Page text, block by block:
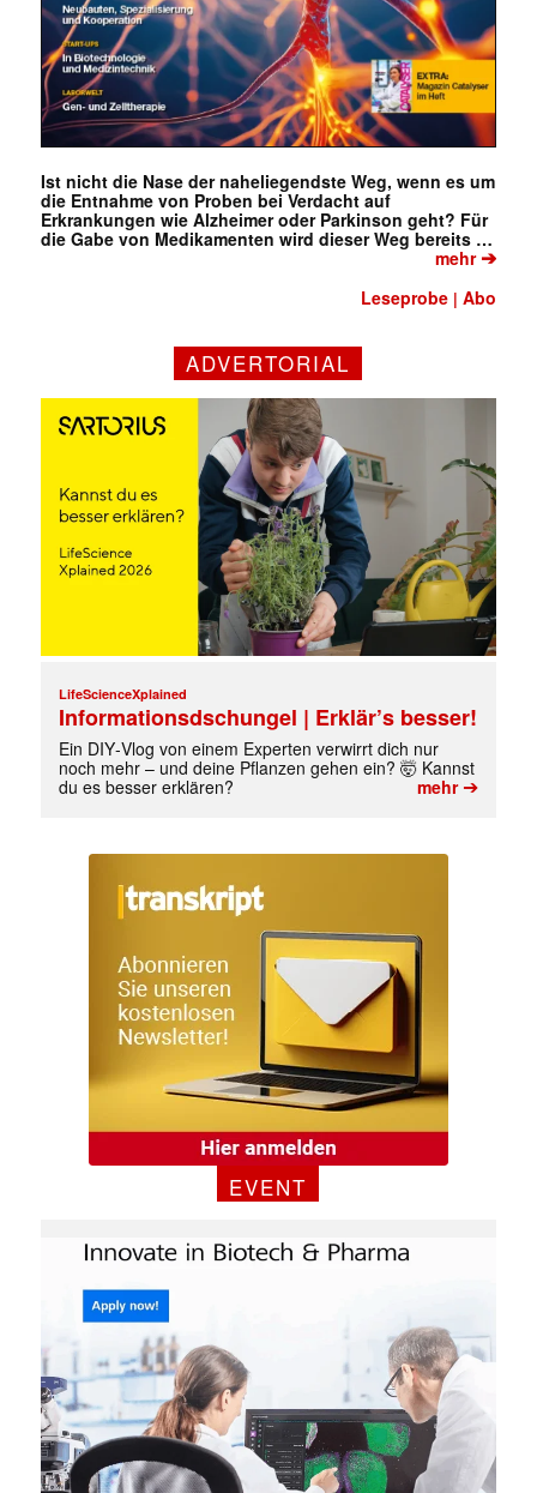
Mit dem |transkript-Newsletter
jede Woche aktuell informiert.
✕
E-
Ist nicht die Nase der naheliegendste Weg, wenn es um
die Entnahme von Proben bei Verdacht auf
Erkrankungen wie Alzheimer oder Parkinson geht? Für
die Gabe von Medikamenten wird dieser Weg bereits …
mehr➔
Leseprobe |Abo
ADVERTORIAL
LifeScienceXplained
Informationsdschungel | Erklär’s besser!
Ein DIY‑Vlog von einem Experten verwirrt dich nur
noch mehr – und deine Pflanzen gehen ein? 🤯 Kannst
du es besser erklären?
mehr➔
EVENT